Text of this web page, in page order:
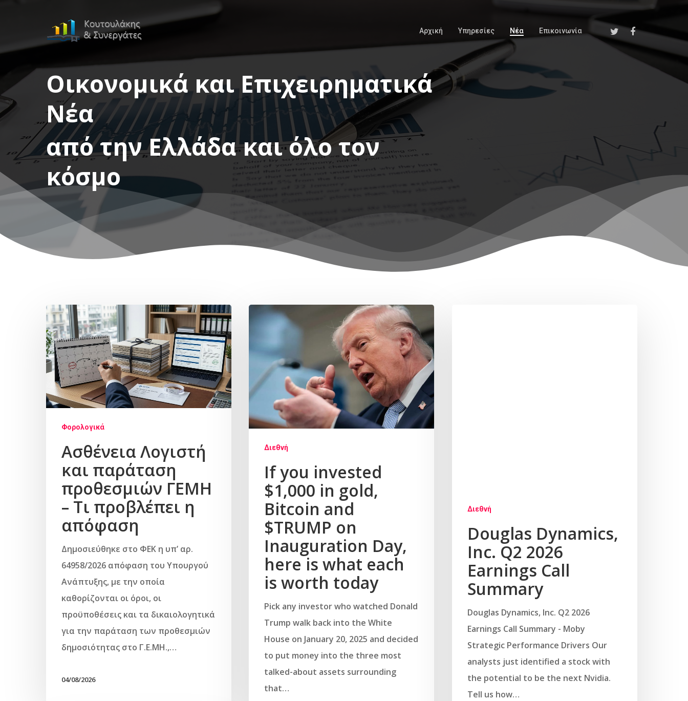
Αρχική Υπηρεσίες Νέα Επικοινωνία
Οικονομικά και Επιχειρηματικά
Νέα
από την Ελλάδα και όλο τον
κόσμο
Φορολογικά
Ασθένεια Λογιστή
και παράταση
προθεσμιών ΓΕΜΗ
– Τι προβλέπει η
απόφαση
Δημοσιεύθηκε στο ΦΕΚ η υπ’ αρ.
64958/2026 απόφαση του Υπουργού
Ανάπτυξης, με την οποία
καθορίζονται οι όροι, οι
προϋποθέσεις και τα δικαιολογητικά
για την παράταση των προθεσμιών
δημοσιότητας στο Γ.Ε.ΜΗ.,…
04/08/2026
Διεθνή
If you invested
$1,000 in gold,
Bitcoin and
$TRUMP on
Inauguration Day,
here is what each
is worth today
Pick any investor who watched Donald
Trump walk back into the White
House on January 20, 2025 and decided
to put money into the three most
talked-about assets surrounding
that…
Διεθνή
Douglas Dynamics,
Inc. Q2 2026
Earnings Call
Summary
Douglas Dynamics, Inc. Q2 2026
Earnings Call Summary - Moby
Strategic Performance Drivers Our
analysts just identified a stock with
the potential to be the next Nvidia.
Tell us how…